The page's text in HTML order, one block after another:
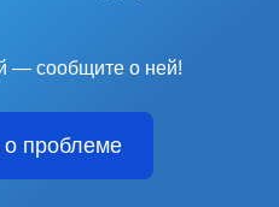
— сообщите о ней!
проблеме